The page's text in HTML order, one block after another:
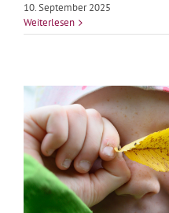
10. September 2025
Weiterlesen